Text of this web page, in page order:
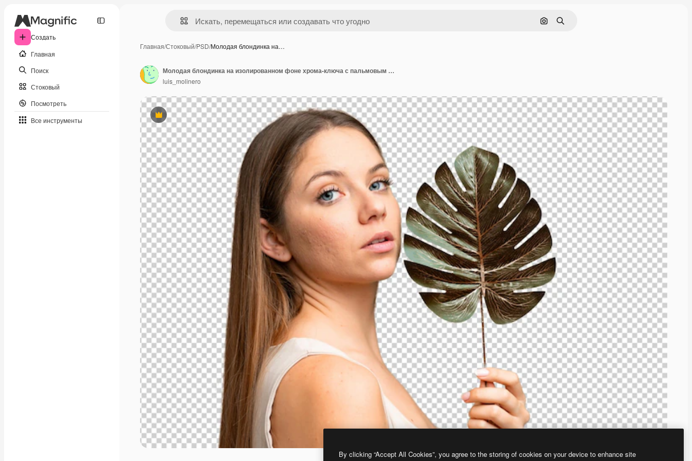
Создать
Главная
Поиск
Стоковый
Посмотреть
Все инструменты
Поиск по изображению
Поиск
Главная/Стоковый/PSD/Молодая блондинка на…
Премиум
Молодая блондинка на изолированном фоне хрома-ключа с пальмовым листом
luis_molinero
By clicking “Accept All Cookies”, you agree to the storing of cookies on your device to enhance site